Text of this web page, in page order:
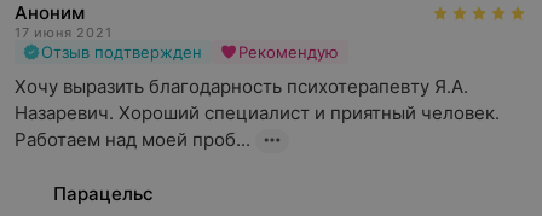
Аноним
17 июня 2021
Отзыв подтвержден Рекомендую
Хочу выразить благодарность психотерапевту Я.А.
Назаревич. Хороший специалист и приятный человек.
Работаем над моей проб...
Парацельс